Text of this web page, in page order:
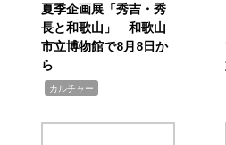
夏季企画展「秀吉・秀
長と和歌山」 和歌山
市立博物館で8月8日か
ら
カルチャー